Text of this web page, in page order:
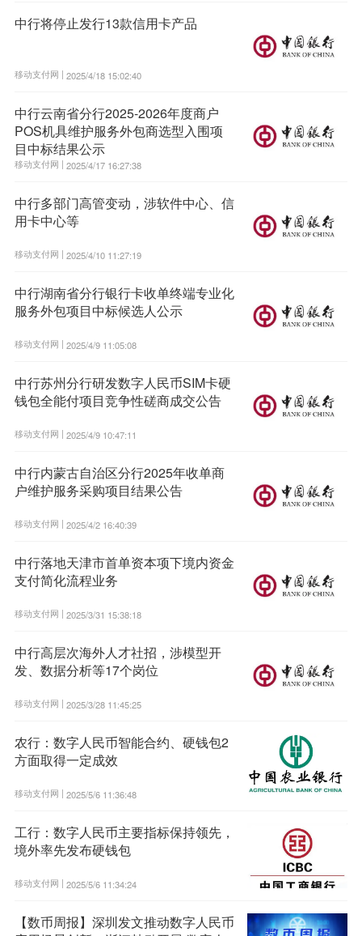
中行将停止发行13款信用卡产品
移动支付网 | 2025/4/18 15:02:40
中行云南省分行2025-2026年度商户
POS机具维护服务外包商选型入围项
目中标结果公示
移动支付网 | 2025/4/17 16:27:38
中行多部门高管变动，涉软件中心、信
用卡中心等
移动支付网 | 2025/4/10 11:27:19
中行湖南省分行银行卡收单终端专业化
服务外包项目中标候选人公示
移动支付网 | 2025/4/9 11:05:08
中行苏州分行研发数字人民币SIM卡硬
钱包全能付项目竞争性磋商成交公告
移动支付网 | 2025/4/9 10:47:11
中行内蒙古自治区分行2025年收单商
户维护服务采购项目结果公告
移动支付网 | 2025/4/2 16:40:39
中行落地天津市首单资本项下境内资金
支付简化流程业务
移动支付网 | 2025/3/31 15:38:18
中行高层次海外人才社招，涉模型开
发、数据分析等17个岗位
移动支付网 | 2025/3/28 11:45:25
农行：数字人民币智能合约、硬钱包2
方面取得一定成效
移动支付网 | 2025/5/6 11:36:48
工行：数字人民币主要指标保持领先，
境外率先发布硬钱包
移动支付网 | 2025/5/6 11:34:24
【数币周报】深圳发文推动数字人民币